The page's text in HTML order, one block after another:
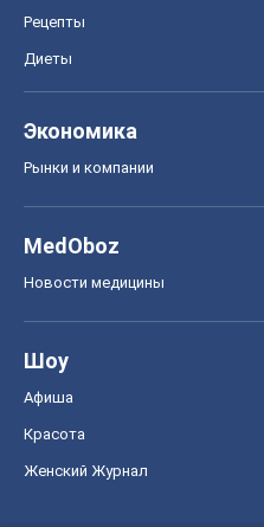
Рецепты
Диеты
Экономика
Рынки и компании
MedOboz
Новости медицины
Шоу
Афиша
Красота
Женский Журнал